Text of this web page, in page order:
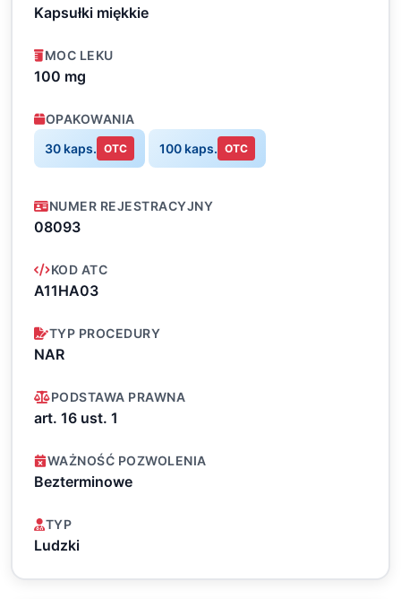
Kapsułki miękkie
MOC LEKU
100 mg
OPAKOWANIA
30 kaps. OTC 100 kaps. OTC
NUMER REJESTRACYJNY
08093
KOD ATC
A11HA03
TYP PROCEDURY
NAR
PODSTAWA PRAWNA
art. 16 ust. 1
WAŻNOŚĆ POZWOLENIA
Bezterminowe
TYP
Ludzki